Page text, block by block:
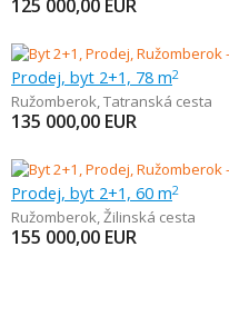
125 000,00 EUR
Prodej, byt 2+1, 78 m2
Ružomberok,Tatranská cesta
135 000,00 EUR
Prodej, byt 2+1, 60 m2
Ružomberok,Žilinská cesta
155 000,00 EUR